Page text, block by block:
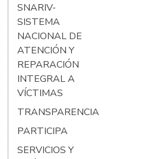
SNARIV-
SISTEMA
NACIONAL DE
ATENCIÓN Y
REPARACIÓN
INTEGRAL A
VÍCTIMAS
TRANSPARENCIA
PARTICIPA
SERVICIOS Y